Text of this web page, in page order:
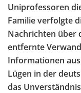
Uniprofessoren
Familie verfolgte
Nachrichten über
entfernte
Informationen
Lügen in der
das